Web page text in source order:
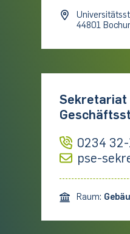
44801
Sekretariat
0234
pse-
Raum: